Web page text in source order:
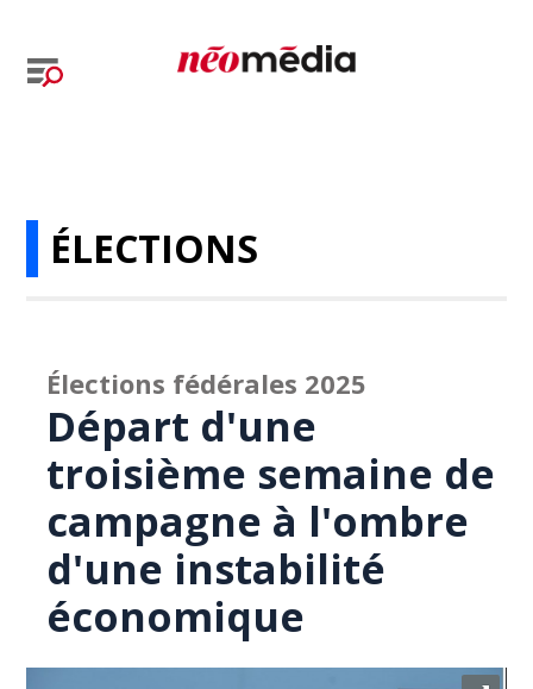
ÉLECTIONS
Élections fédérales 2025
Départ d'une
troisième semaine de
campagne à l'ombre
d'une instabilité
économique